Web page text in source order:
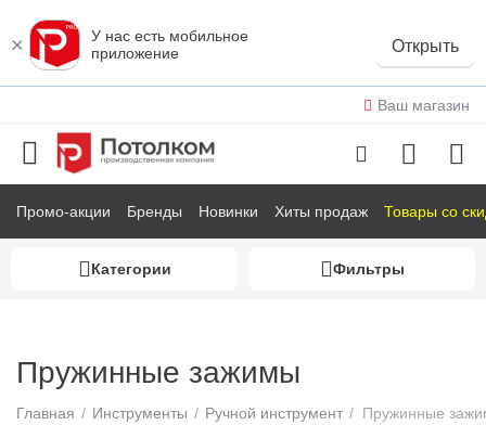
×
У нас есть мобильное
приложение
Открыть
Ваш магазин
Промо-акции Бренды Новинки Хиты продаж Товары со
Категории Фильтры
Пружинные зажимы
Главная / Инструменты / Ручной инструмент / Пружинные